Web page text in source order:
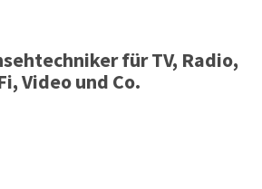
für TV, Radio,
Video und Co.